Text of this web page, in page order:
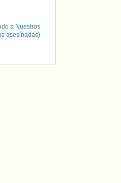
a Nuestros
asesinadas)